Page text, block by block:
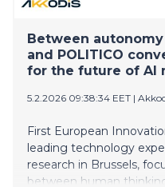
Between
and POLITICO
for the future of AI
5.2.2026 09:38:34 EET |
First European
leading technology
research in Brussels,
between human